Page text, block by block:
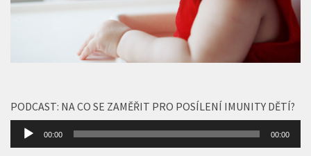
PODCAST: NA CO SE ZAMĚŘIT PRO POSÍLENÍ IMUNITY DĚTÍ?
Audio
přehrávač
00:00 00:00